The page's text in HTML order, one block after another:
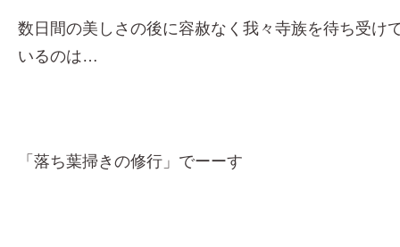
数日間の美しさの後に容赦なく我々寺族を待ち受け
いるのは…
「落ち葉掃きの修行」でーーす